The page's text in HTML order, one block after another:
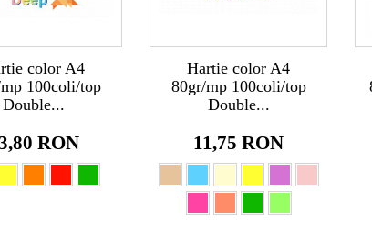
color A4
100coli/top
Double...
RON
Hartie color A4
80gr/mp 100coli/top
Double...
11,75 RON